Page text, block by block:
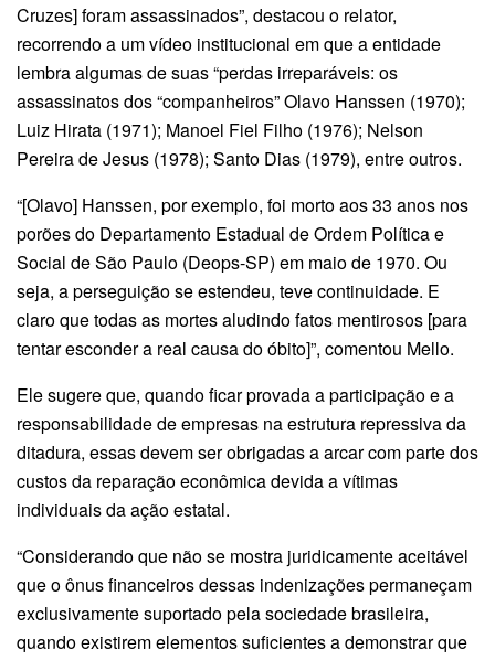
Cruzes] foram assassinados”, destacou o relator,
recorrendo a um vídeo institucional em que a entidade
lembra algumas de suas “perdas irreparáveis: os
assassinatos dos “companheiros” Olavo Hanssen (1970);
Luiz Hirata (1971); Manoel Fiel Filho (1976); Nelson
Pereira de Jesus (1978); Santo Dias (1979), entre outros.
“[Olavo] Hanssen, por exemplo, foi morto aos 33 anos nos
porões do Departamento Estadual de Ordem Política e
Social de São Paulo (Deops-SP) em maio de 1970. Ou
seja, a perseguição se estendeu, teve continuidade. E
claro que todas as mortes aludindo fatos mentirosos [para
tentar esconder a real causa do óbito]”, comentou Mello.
Ele sugere que, quando ficar provada a participação e a
responsabilidade de empresas na estrutura repressiva da
ditadura, essas devem ser obrigadas a arcar com parte dos
custos da reparação econômica devida a vítimas
individuais da ação estatal.
“Considerando que não se mostra juridicamente aceitável
que o ônus financeiros dessas indenizações permaneçam
exclusivamente suportado pela sociedade brasileira,
quando existirem elementos suficientes a demonstrar que